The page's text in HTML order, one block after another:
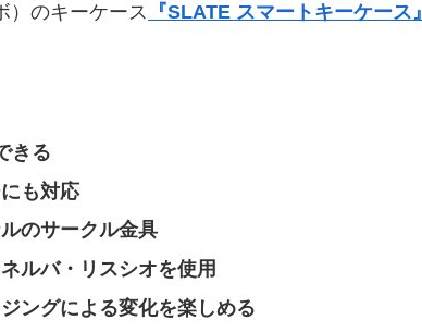
）のキーケース 『SLATE スマートキーケース』
きる
も対応
のサークル金具
ルバ・リスシオを使用
ングによる変化を楽しめる